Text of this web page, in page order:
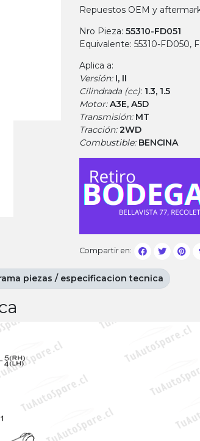
Repuestos OEM y
Nro Pieza: 55310-FD051
Equivalente: 55310-FD050,
Aplica a:
Versión: I, II
Cilindrada (cc): 1.3, 1.5
Motor:A3E, A5D
Transmisión: MT
Tracción:2WD
Combustible: BENCINA
Compartir en:
piezas / especificacion tecnica